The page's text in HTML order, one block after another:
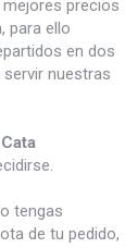
precios
para ello
en dos
nuestras
tengas
de tu pedido,